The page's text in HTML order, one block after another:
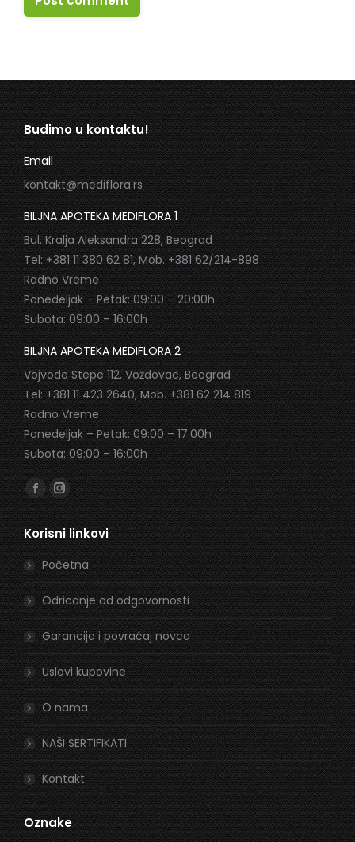
Budimo u kontaktu!
Email
kontakt@mediflora.rs
BILJNA APOTEKA MEDIFLORA 1
Bul. Kralja Aleksandra 228, Beograd
Tel: +381 11 380 62 81, Mob. +381 62/214-898
Radno Vreme
Ponedeljak – Petak: 09:00 – 20:00h
Subota: 09:00 – 16:00h
BILJNA APOTEKA MEDIFLORA 2
Vojvode Stepe 112, Voždovac, Beograd
Tel: +381 11 423 2640, Mob. +381 62 214 819
Radno Vreme
Ponedeljak – Petak: 09:00 – 17:00h
Subota: 09:00 – 16:00h
Find us on:
Facebook
page
opens
in
new
window
Instagram
page
opens
in
new
window
Korisni linkovi
Početna
Odricanje od odgovornosti
Garancija i povraćaj novca
Uslovi kupovine
O nama
NAŠI SERTIFIKATI
Kontakt
Oznake